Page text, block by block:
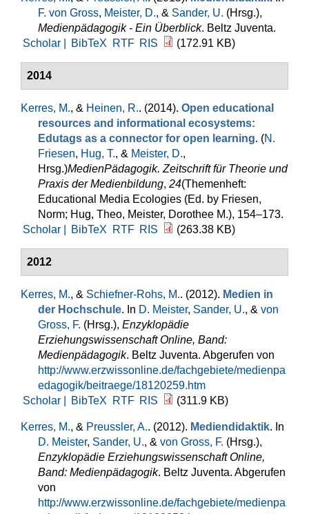
F. von Gross, Meister, D., & Sander, U. (Hrsg.),
Medienpädagogik - Ein Überblick. Beltz Juventa.
Scholar |
BibTeX RTF RIS (172.91 KB)
2014
Kerres, M., & Heinen, R.. (2014). Open educational
resources and informational ecosystems:
Edutags as a connector for open learning. (N.
Friesen, Hug, T., & Meister, D.,
Hrsg.)MedienPädagogik. Zeitschrift für Theorie und
Praxis der Medienbildung, 24(Themenheft:
Educational Media Ecologies (Ed. by Friesen,
Norm; Hug, Theo, Meister, Dorothee M.), 154–173.
Scholar |
BibTeX RTF RIS (263.38 KB)
2012
Kerres, M., & Schiefner-Rohs, M.. (2012). Medien in
der Hochschule. In D. Meister, Sander, U., & von
Gross, F. (Hrsg.), Enzyklopädie
Erziehungswissenschaft Online, Band:
Medienpädagogik. Beltz Juventa. Abgerufen von
http://www.erzwissonline.de/fachgebiete/medienpa
edagogik/beitraege/18120259.htm
Scholar |
BibTeX RTF RIS (311.9 KB)
Kerres, M., & Preussler, A.. (2012). Mediendidaktik. In
D. Meister, Sander, U., & von Gross, F. (Hrsg.),
Enzyklopädie Erziehungswissenschaft Online,
Band: Medienpädagogik. Beltz Juventa. Abgerufen
von
http://www.erzwissonline.de/fachgebiete/medienpa